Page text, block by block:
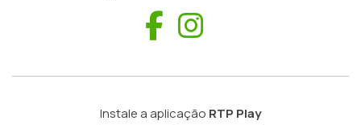
Facebook
Instale a aplicação RTP Play